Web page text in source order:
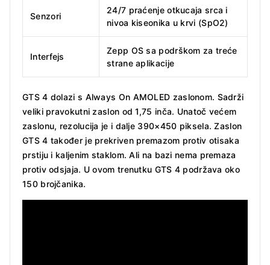
Senzori
24/7 praćenje otkucaja srca i
nivoa kiseonika u krvi (SpO2)
Interfejs
Zepp OS sa podrškom za treće
strane aplikacije
GTS 4 dolazi s Always On AMOLED zaslonom. Sadrži
veliki pravokutni zaslon od 1,75 inča. Unatoč većem
zaslonu, rezolucija je i dalje 390×450 piksela. Zaslon
GTS 4 također je prekriven premazom protiv otisaka
prstiju i kaljenim staklom. Ali na bazi nema premaza
protiv odsjaja. U ovom trenutku GTS 4 podržava oko
150 brojčanika.